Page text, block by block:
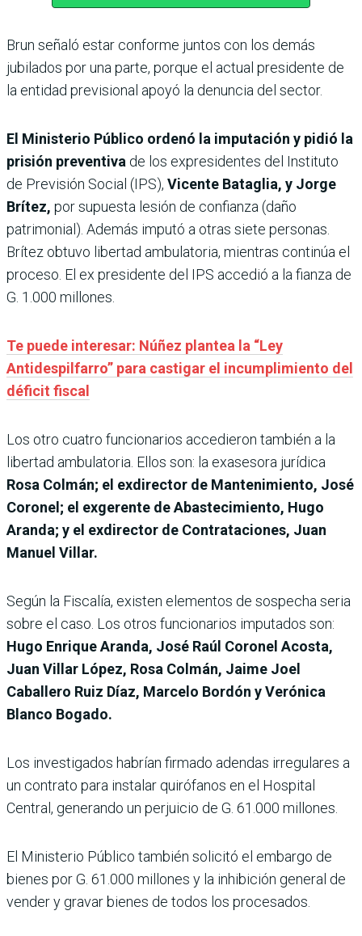
Brun señaló estar conforme juntos con los demás
jubilados por una parte, porque el actual presidente de
la entidad previsional apoyó la denuncia del sector.
El Ministerio Público ordenó la imputación y pidió la
prisión preventiva de los expresidentes del Instituto
de Previsión Social (IPS), Vicente Bataglia, y Jorge
Brítez, por supuesta lesión de confianza (daño
patrimonial). Además imputó a otras siete personas.
Brítez obtuvo libertad ambulatoria, mientras continúa el
proceso. El ex presidente del IPS accedió a la fianza de
G. 1.000 millones.
Te puede interesar: Núñez plantea la “Ley
Antidespilfarro” para castigar el incumplimiento del
déficit fiscal
Los otro cuatro funcionarios accedieron también a la
libertad ambulatoria. Ellos son: la exasesora jurídica
Rosa Colmán; el exdirector de Mantenimiento, José
Coronel; el exgerente de Abastecimiento, Hugo
Aranda; y el exdirector de Contrataciones, Juan
Manuel Villar.
Según la Fiscalía, existen elementos de sospecha seria
sobre el caso. Los otros funcionarios imputados son:
Hugo Enrique Aranda, José Raúl Coronel Acosta,
Juan Villar López, Rosa Colmán, Jaime Joel
Caballero Ruiz Díaz, Marcelo Bordón y Verónica
Blanco Bogado.
Los investigados habrían firmado adendas irregulares a
un contrato para instalar quirófanos en el Hospital
Central, generando un perjuicio de G. 61.000 millones.
El Ministerio Público también solicitó el embargo de
bienes por G. 61.000 millones y la inhibición general de
vender y gravar bienes de todos los procesados.